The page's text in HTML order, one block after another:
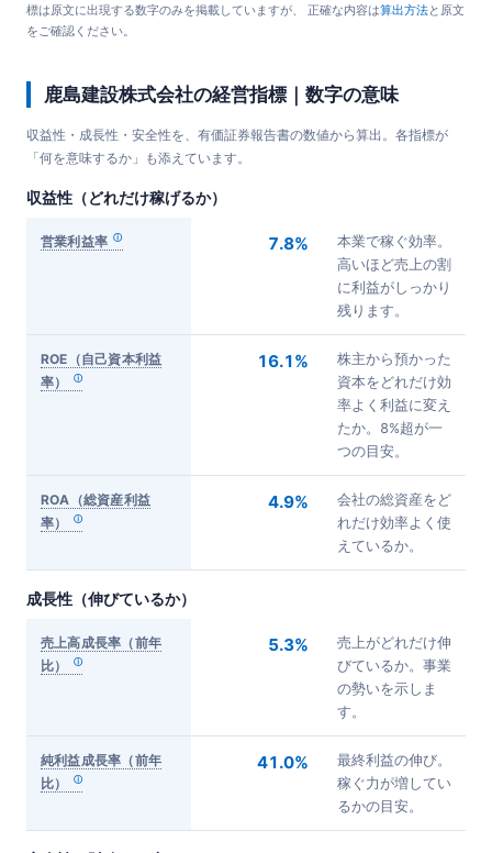
標は原文に出現する数字のみを掲載していますが、 正確な内容は算出方法と原文
をご確認ください。
鹿島建設株式会社の経営指標｜数字の意味
収益性・成長性・安全性を、有価証券報告書の数値から算出。各指標が
「何を意味するか」も添えています。
収益性（どれだけ稼げるか）
営業利益率 7.8%
本業で稼ぐ効率。
高いほど売上の割
に利益がしっかり
残ります。
ROE（自己資本利益
率）
16.1%
株主から預かった
資本をどれだけ効
率よく利益に変え
たか。8%超が一
つの目安。
ROA（総資産利益
率）
4.9%
会社の総資産をど
れだけ効率よく使
えているか。
成長性（伸びているか）
売上高成長率（前年
比）
5.3%
売上がどれだけ伸
びているか。事業
の勢いを示しま
す。
純利益成長率（前年
比）
41.0%
最終利益の伸び。
稼ぐ力が増してい
るかの目安。